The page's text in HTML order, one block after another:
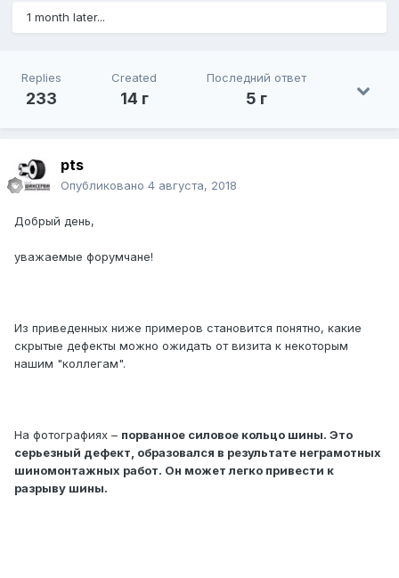
1 month later...
Replies
233
Created
14 г
Последний ответ
5 г
pts
Опубликовано 4 августа, 2018
Добрый день,
уважаемые форумчане!
Из приведенных ниже примеров становится понятно, какие
скрытые дефекты можно ожидать от визита к некоторым
нашим "коллегам".
На фотографиях – порванное силовое кольцо шины. Это
серьезный дефект, образовался в результате неграмотных
шиномонтажных работ. Он может легко привести к
разрыву шины.